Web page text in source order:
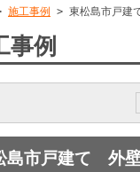
施工事例 > 東松島市戸建
事例
島市戸建て 外